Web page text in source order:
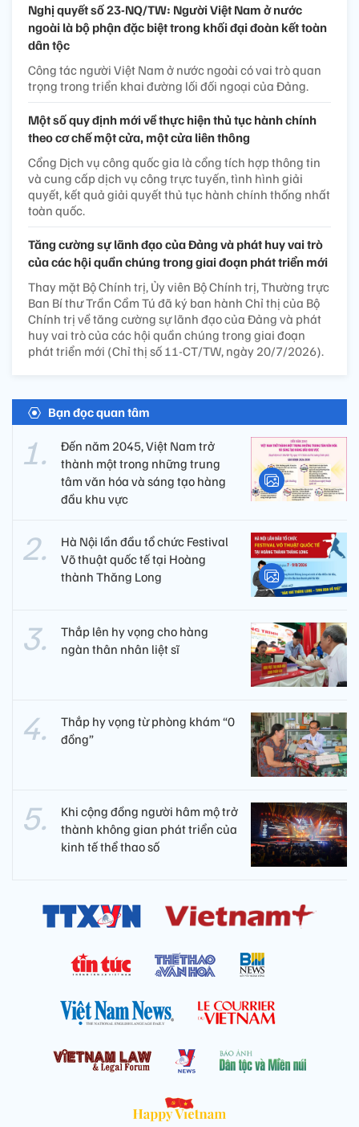
Nghị quyết số 23-NQ/TW: Người Việt Nam ở nước
ngoài là bộ phận đặc biệt trong khối đại đoàn kết toàn
dân tộc
Công tác người Việt Nam ở nước ngoài có vai trò quan
trọng trong triển khai đường lối đối ngoại của Đảng.
Một số quy định mới về thực hiện thủ tục hành chính
theo cơ chế một cửa, một cửa liên thông
Cổng Dịch vụ công quốc gia là cổng tích hợp thông tin
và cung cấp dịch vụ công trực tuyến, tình hình giải
quyết, kết quả giải quyết thủ tục hành chính thống nhất
toàn quốc.
Tăng cường sự lãnh đạo của Đảng và phát huy vai trò
của các hội quần chúng trong giai đoạn phát triển mới
Thay mặt Bộ Chính trị, Ủy viên Bộ Chính trị, Thường trực
Ban Bí thư Trần Cẩm Tú đã ký ban hành Chỉ thị của Bộ
Chính trị về tăng cường sự lãnh đạo của Đảng và phát
huy vai trò của các hội quần chúng trong giai đoạn
phát triển mới (Chỉ thị số 11-CT/TW, ngày 20/7/2026).
Bạn đọc quan tâm
Đến năm 2045, Việt Nam trở
thành một trong những trung
tâm văn hóa và sáng tạo hàng
đầu khu vực
Hà Nội lần đầu tổ chức Festival
Võ thuật quốc tế tại Hoàng
thành Thăng Long
Thắp lên hy vọng cho hàng
ngàn thân nhân liệt sĩ
Thắp hy vọng từ phòng khám “0
đồng”
Khi cộng đồng người hâm mộ trở
thành không gian phát triển của
kinh tế thể thao số